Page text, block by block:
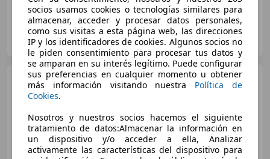
Particular
ES-41440 Lora del Río
Volkswagen Passat
Variant 2.0TDI HighlineBMT
€ 5.800
Súper oferta
01/2013 301.000 km Diésel 103 kW (140 CV)
socios usamos cookies o tecnologías similares para
almacenar, acceder y procesar datos personales,
como sus visitas a esta página web, las direcciones
IP y los identificadores de cookies. Algunos socios no
le piden consentimiento para procesar tus datos y
se amparan en su interés legítimo. Puede configurar
sus preferencias en cualquier momento u obtener
más información visitando nuestra Política de
Cookies.
Nosotros y nuestros socios hacemos el siguiente
tratamiento de datos:Almacenar la información en
un dispositivo y/o acceder a ella, Analizar
activamente las características del dispositivo para